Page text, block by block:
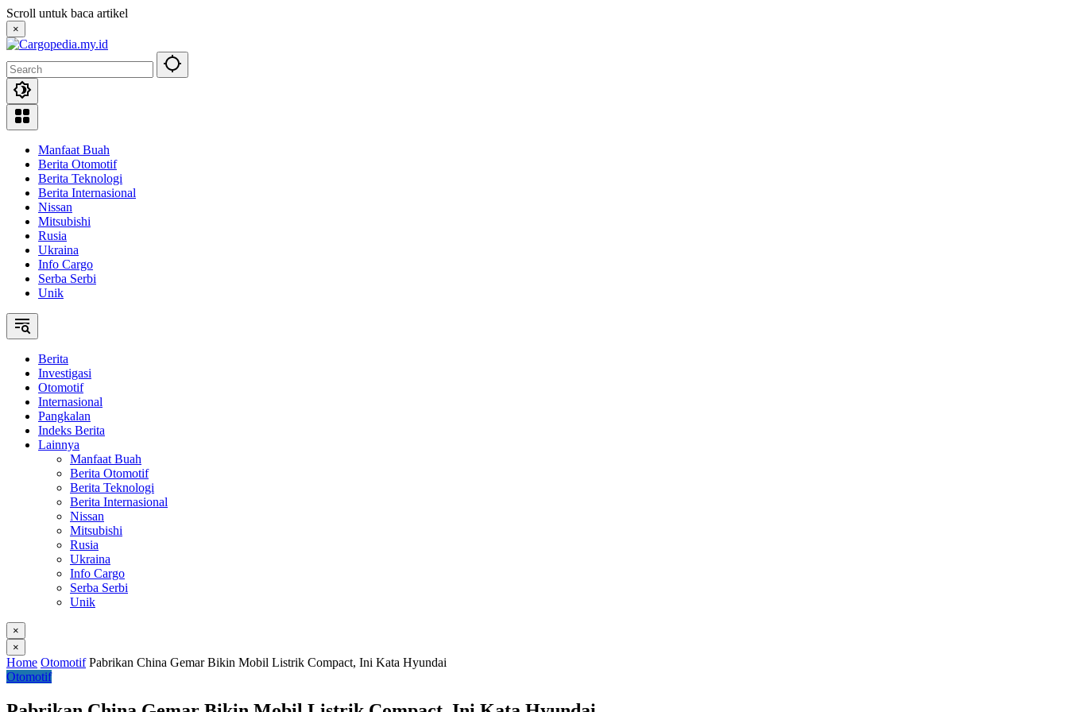
Skip
to
content
Scroll untuk baca artikel
×
Manfaat Buah
Berita Otomotif
Berita Teknologi
Berita Internasional
Nissan
Mitsubishi
Rusia
Ukraina
Info Cargo
Serba Serbi
Unik
Berita
Investigasi
Otomotif
Internasional
Pangkalan
Indeks Berita
Lainnya
Manfaat Buah
Berita Otomotif
Berita Teknologi
Berita Internasional
Nissan
Mitsubishi
Rusia
Ukraina
Info Cargo
Serba Serbi
Unik
×
×
Home Otomotif Pabrikan China Gemar Bikin Mobil Listrik Compact, Ini Kata Hyundai
Otomotif